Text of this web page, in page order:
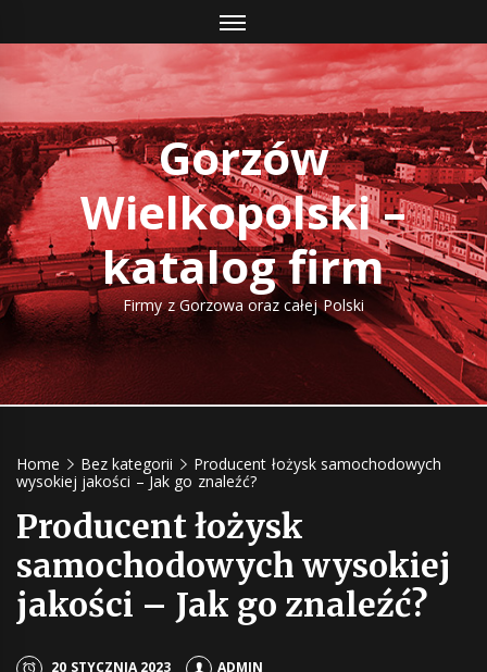
to
content
Gorzów
Wielkopolski –
katalog firm
Firmy z Gorzowa oraz całej Polski
Home Bez kategorii
Producent łożysk samochodowych
wysokiej jakości – Jak go znaleźć?
Producent łożysk
samochodowych wysokiej
jakości – Jak go znaleźć?
20 STYCZNIA 2023 ADMIN